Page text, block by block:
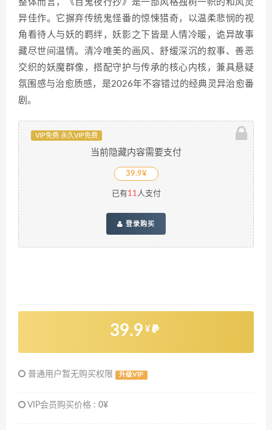
整体而言，《百鬼夜行抄》是一部风格独树一帜的和风灵
异佳作。它摒弃传统鬼怪番的惊悚猎奇，以温柔悲悯的视
角看待人与妖的羁绊，妖影之下皆是人情冷暖，诡异故事
藏尽世间温情。清冷唯美的画风、舒缓深沉的叙事、善恶
交织的妖魔群像，搭配守护与传承的核心内核，兼具悬疑
氛围感与治愈质感，是2026年不容错过的经典灵异治愈番
剧。
VIP免费 永久VIP免费
当前隐藏内容需要支付
39.9¥
已有 11人支付
登录购买
39.9 ¥
普通用户暂无购买权限 升级VIP
VIP会员购买价格 : 0¥